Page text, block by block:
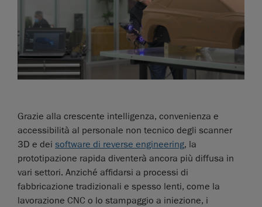
Grazie alla crescente intelligenza, convenienza e
accessibilità al personale non tecnico degli scanner
3D e dei software di reverse engineering, la
prototipazione rapida diventerà ancora più diffusa in
vari settori. Anziché affidarsi a processi di
fabbricazione tradizionali e spesso lenti, come la
lavorazione CNC o lo stampaggio a iniezione, i